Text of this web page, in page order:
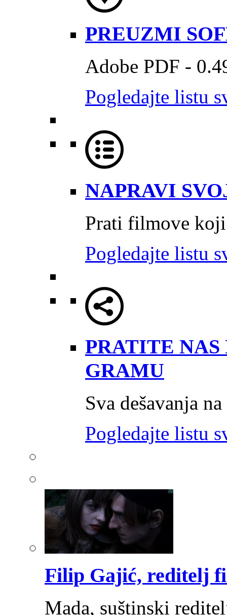
PREUZMI
Adobe PDF -
Pogledajte listu
NAPRAVI
Prati filmove
Pogledajte listu
PRATITE NAS
GRAMU
Sva dešavanja
Pogledajte listu
Filip Gajić, reditelj
Mada, suštinski